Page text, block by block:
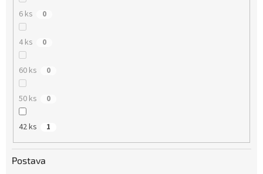
6 ks 0
4 ks 0
60 ks 0
50 ks 0
42 ks 1
Postava